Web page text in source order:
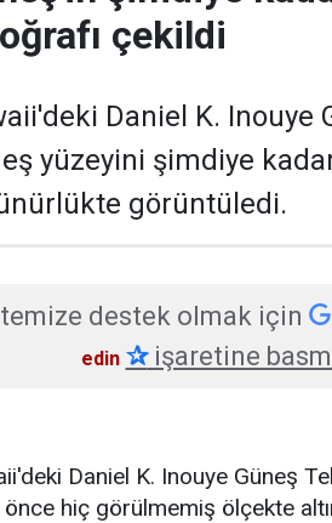
çekildi
Daniel K. Inouye
yüzeyini şimdiye
görüntüledi.
destek olmak için
edin ✰işaretine
Daniel K. Inouye Güneş
önce hiç görülmemiş ölçekte